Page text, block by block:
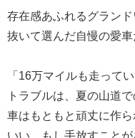
存在感あふれるグラン
抜いて選んだ自慢の愛車
「16万マイルも走って
トラブルは、夏の山道
車はもともと頑丈に作